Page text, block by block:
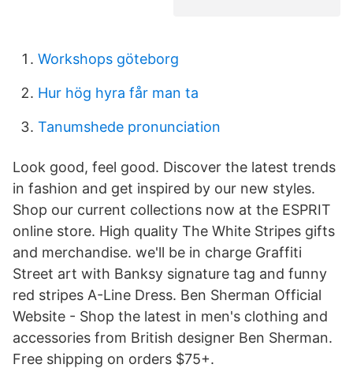
Workshops göteborg
Hur hög hyra får man ta
Tanumshede pronunciation
Look good, feel good. Discover the latest trends
in fashion and get inspired by our new styles.
Shop our current collections now at the ESPRIT
online store. High quality The White Stripes gifts
and merchandise. we'll be in charge Graffiti
Street art with Banksy signature tag and funny
red stripes A-Line Dress. Ben Sherman Official
Website - Shop the latest in men's clothing and
accessories from British designer Ben Sherman.
Free shipping on orders $75+.